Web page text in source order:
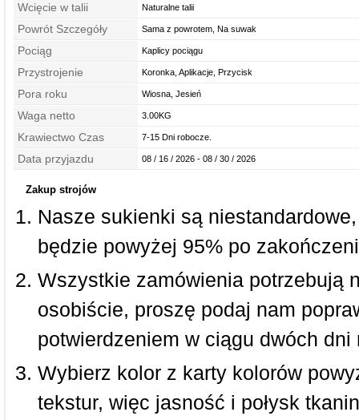
Wcięcie w talii Naturalne talii
Powrót Szczegóły Sama z powrotem, Na suwak
Pociąg Kaplicy pociągu
Przystrojenie Koronka, Aplikacje, Przycisk
Pora roku Wiosna, Jesień
Waga netto 3.00KG
Krawiectwo Czas 7-15 Dni robocze.
Data przyjazdu 08 / 16 / 2026 - 08 / 30 / 2026
Zakup strojów
Nasze sukienki są
będzie powyżej 95% po
Wszystkie zamówienia potrzebują
osobiście, proszę podaj nam
potwierdzeniem w ciągu dwóch dni
Wybierz kolor z karty kolorów
tekstur, więc jasność i połysk